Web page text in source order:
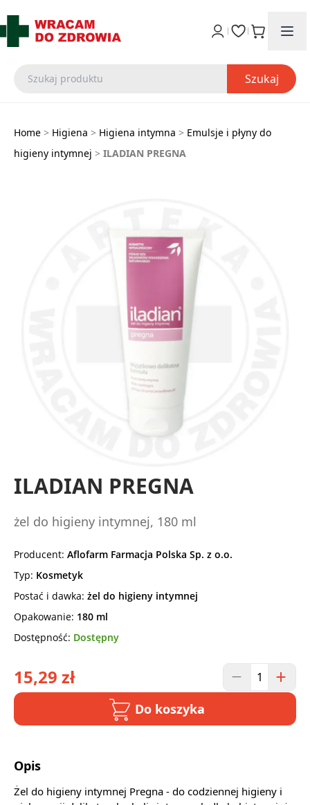
Szukaj
Home > Higiena > Higiena intymna > Emulsje i płyny do
higieny intymnej > ILADIAN PREGNA
ILADIAN PREGNA
żel do higieny intymnej, 180 ml
Producent: Aflofarm Farmacja Polska Sp. z o.o.
Typ: Kosmetyk
Postać i dawka: żel do higieny intymnej
Opakowanie: 180 ml
Dostępność: Dostępny
15,29 zł
Do koszyka
Opis
Żel do higieny intymnej Pregna - do codziennej higieny i